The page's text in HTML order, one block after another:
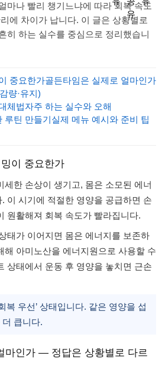
마나 빨리 챙기느냐에 따라 회복 속도
에 차이가 납니다. 이 글은 상황별로
히 하는 실수를 중심으로 정리했습니
중요한가골든타임은 실제로 얼마인가
량·유지)
체법자주 하는 실수와 오해
루틴 만들기실제 메뉴 예시와 준비 팁
이 중요한가
세한 손상이 생기고, 몸은 소모된 에너
이 시기에 적절한 영양을 공급하면 손
원활해져 회복 속도가 빨라집니다.
태가 이어지면 몸은 에너지를 보존하
해 아미노산을 에너지원으로 사용할 수
상태에서 운동 후 영양을 놓치면 근손
복 우선’ 상태입니다. 같은 영양을 섭
큽니다.
마인가 — 정답은 상황별로 다르